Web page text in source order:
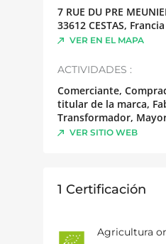
7 RUE DU PRE
33612 CESTAS, Francia
VER EN EL MAPA
ACTIVIDADES :
Comerciante,
titular de la marca,
Transformador,
VER SITIO WEB
1 Certificación
Agricultura